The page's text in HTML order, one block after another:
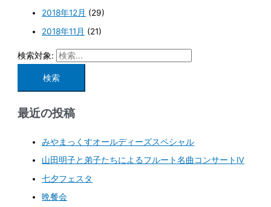
2018年12月 (29)
2018年11月 (21)
検索対象:
最近の投稿
みやまっくすオールディーズスペシャル
山田明子と弟子たちによるフルート名曲コンサートⅣ
七夕フェスタ
晩餐会